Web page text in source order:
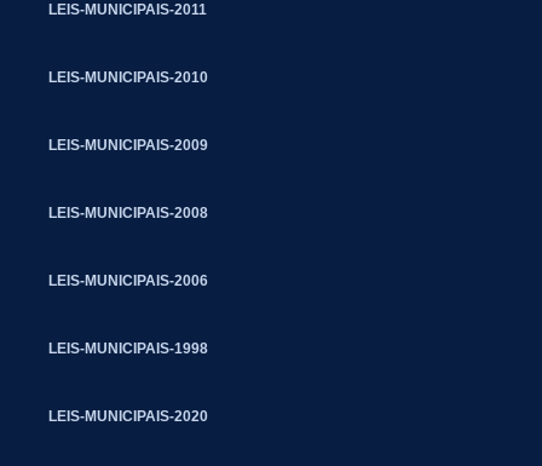
LEIS-MUNICIPAIS-2011
LEIS-MUNICIPAIS-2010
LEIS-MUNICIPAIS-2009
LEIS-MUNICIPAIS-2008
LEIS-MUNICIPAIS-2006
LEIS-MUNICIPAIS-1998
LEIS-MUNICIPAIS-2020